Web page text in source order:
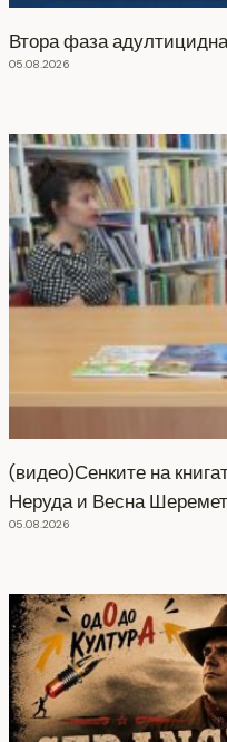
Втора фаза
05.08.2026
(видео)Сенките на
Неруда и Весна
05.08.2026